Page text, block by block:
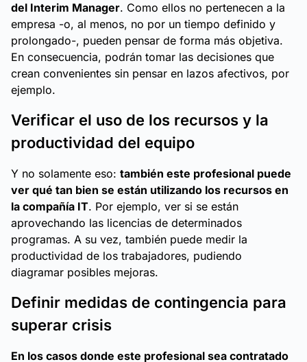
del Interim Manager. Como ellos no pertenecen a la
empresa -o, al menos, no por un tiempo definido y
prolongado-, pueden pensar de forma más objetiva.
En consecuencia, podrán tomar las decisiones que
crean convenientes sin pensar en lazos afectivos, por
ejemplo.
Verificar el uso de los recursos y la
productividad del equipo
Y no solamente eso: también este profesional puede
ver qué tan bien se están utilizando los recursos en
la compañía IT. Por ejemplo, ver si se están
aprovechando las licencias de determinados
programas. A su vez, también puede medir la
productividad de los trabajadores, pudiendo
diagramar posibles mejoras.
Definir medidas de contingencia para
superar crisis
En los casos donde este profesional sea contratado